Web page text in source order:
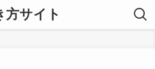
方サイト